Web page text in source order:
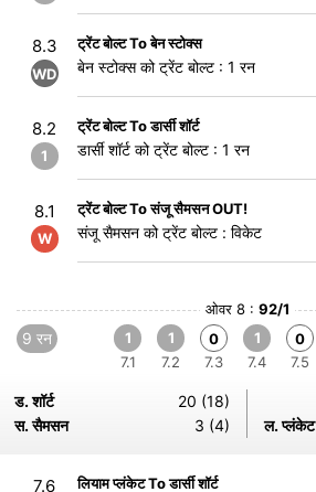
8.3
WD
ट्रेंट बोल्ट To बेन स्टोक्स
बेन स्टोक्स को ट्रेंट बोल्ट : 1 रन
8.2
1
ट्रेंट बोल्ट To डार्सी शॉर्ट
डार्सी शॉर्ट को ट्रेंट बोल्ट : 1 रन
8.1
W
ट्रेंट बोल्ट To संजू सैमसन OUT!
संजू सैमसन को ट्रेंट बोल्ट : विकेट
ओवर 8 : 92/1
9 रन
1
7.1
1
7.2
0
7.3
1
7.4
0
7.5
ड. शॉर्ट
20 (18)
स. सैमसन
3 (4) ल. प्लंकेट
7.6 लियाम प्लंकेट To डार्सी शॉर्ट